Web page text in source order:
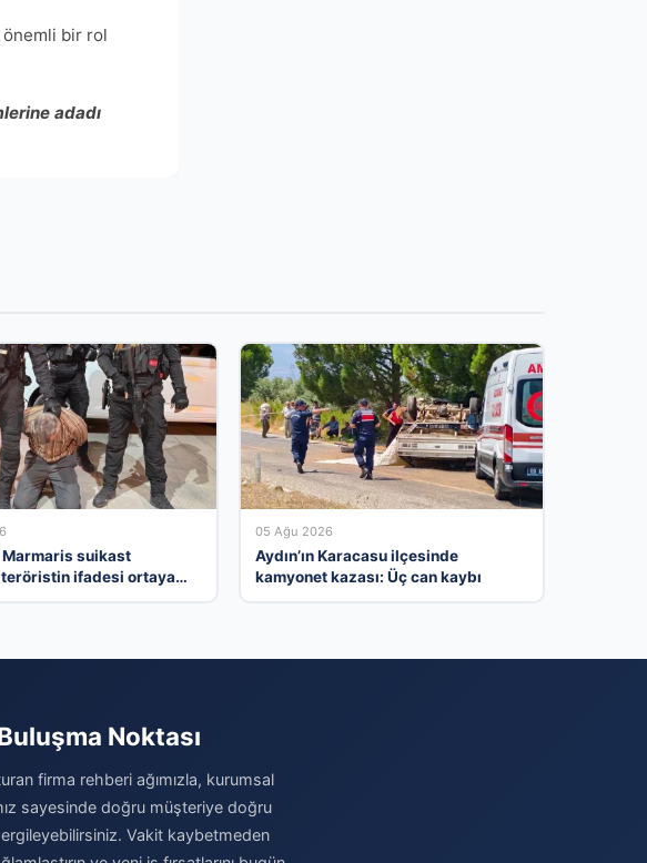
önemli bir rol
adadı
Marmaris suikast
ifadesi ortaya
05 Ağu 2026
Aydın’ın Karacasu ilçesinde
kamyonet kazası: Üç can kaybı
Noktası
firma rehberi ağımızla, kurumsal
sayesinde doğru müşteriye doğru
Vakit kaybetmeden